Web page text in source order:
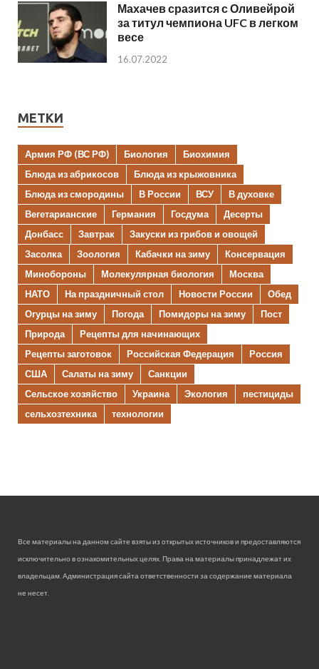
Махачев сразится с Оливейрой
за титул чемпиона UFC в легком
весе
16.07.2022
МЕТКИ
Армия РФ (ВС РФ) Биология
Биохимия
Блюда из абрикосов
Блюда из крыжовника
Блюда из смородины
В России ВСУ
В духовке
Вегетарианские
Германия Госдума
Десерты
Донбасс
Завтрак
Закуски из грибов и овощей
Засолка
Зоология Кабачки на зиму
Консервация
Минобороны
Молекулярная биология
Москва
НАТО
На праздничный стол Новости России
Обед
Огурцы на зиму
Погода Помидоры на зиму
Пост
Природа
Рецепты для начинающих
Рецепты заготовок
Российская Федерация
Россия
США
Салаты на зиму
Санкции
Сельское хозяйство
Украина Экология
пестициды
сельхозтехника
технологии
Все материалы на данном сайте взяты из открытых источников и предоставляются
исключительно в ознакомительных целях. Права на материалы принадлежат их
владельцам. Администрация сайта ответственности за содержание материала
не несет.